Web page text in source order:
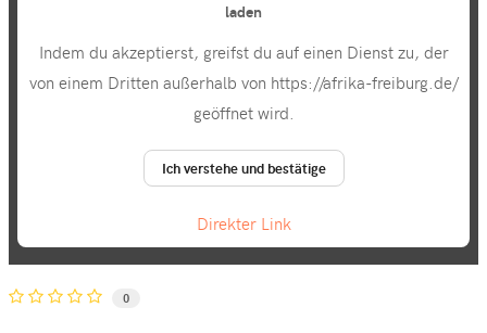
laden
Indem du akzeptierst, greifst du auf einen Dienst zu, der
von einem Dritten außerhalb von https://afrika-freiburg.de/
geöffnet wird.
Ich verstehe und bestätige
Direkter Link
0